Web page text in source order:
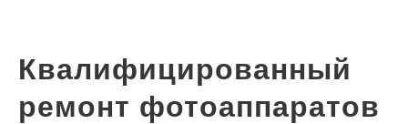
Квалифицированный
ремонт фотоаппаратов